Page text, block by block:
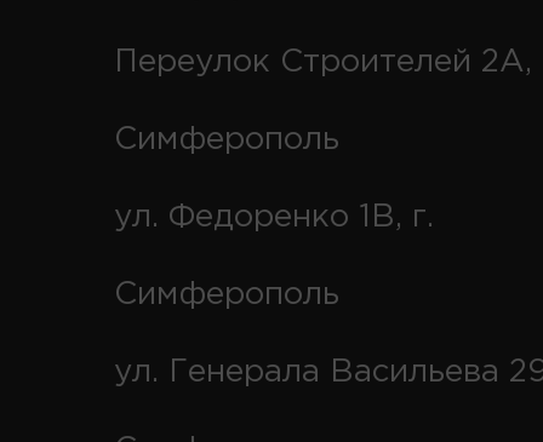
Переулок Строителей 2А,
Симферополь
ул. Федоренко 1В, г.
Симферополь
ул. Генерала Васильева